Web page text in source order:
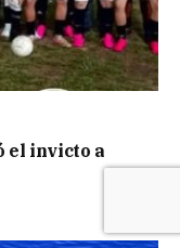
el invicto a